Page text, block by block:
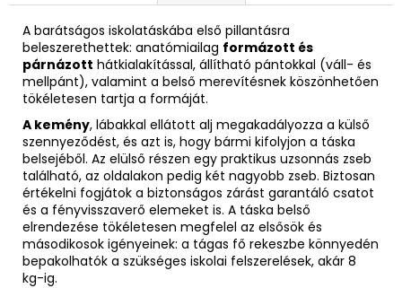
A barátságos iskolatáskába első pillantásra
beleszerethettek: anatómiailag formázott és
párnázott hátkialakítással, állítható pántokkal (váll- és
mellpánt), valamint a belső merevítésnek köszönhetően
tökéletesen tartja a formáját.
A kemény, lábakkal ellátott alj megakadályozza a külső
szennyeződést, és azt is, hogy bármi kifolyjon a táska
belsejéből. Az elülső részen egy praktikus uzsonnás zseb
található, az oldalakon pedig két nagyobb zseb. Biztosan
értékelni fogjátok a biztonságos zárást garantáló csatot
és a fényvisszaverő elemeket is. A táska belső
elrendezése tökéletesen megfelel az elsősök és
másodikosok igényeinek: a tágas fő rekeszbe könnyedén
bepakolhatók a szükséges iskolai felszerelések, akár 8
kg-ig.